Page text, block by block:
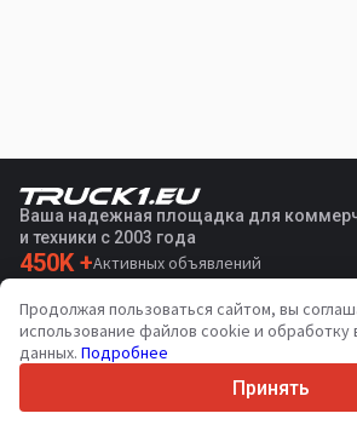
Ваша надежная площадка для
и техники с 2003 года
450K +Активных объявлений
36Поддерживаемых языков
4.7/5
Продолжая пользоваться сайтом, вы
использование файлов cookie и обработку
данных. Подробнее
Принять